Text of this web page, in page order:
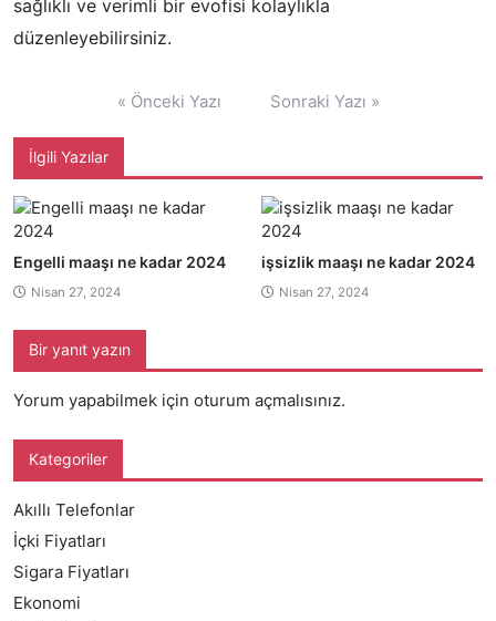
sağlıklı ve verimli bir evofisi kolaylıkla
düzenleyebilirsiniz.
« Önceki Yazı Sonraki Yazı »
İlgili Yazılar
Engelli maaşı ne kadar 2024
Nisan 27, 2024
işsizlik maaşı ne kadar 2024
Nisan 27, 2024
Bir yanıt yazın
Yorum yapabilmek için oturum açmalısınız.
Kategoriler
Akıllı Telefonlar
İçki Fiyatları
Sigara Fiyatları
Ekonomi